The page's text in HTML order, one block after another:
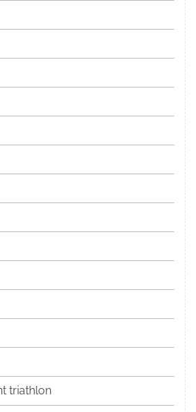
triathlon